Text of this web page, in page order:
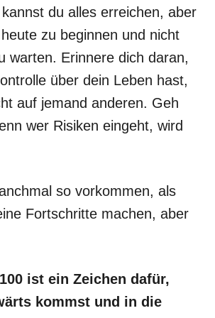
du alles erreichen, aber
zu beginnen und nicht
warten. Erinnere dich daran,
über dein Leben hast,
auf jemand anderen. Geh
wer Risiken eingeht, wird
so vorkommen, als
Fortschritte machen, aber
ist ein Zeichen dafür,
kommst und in die